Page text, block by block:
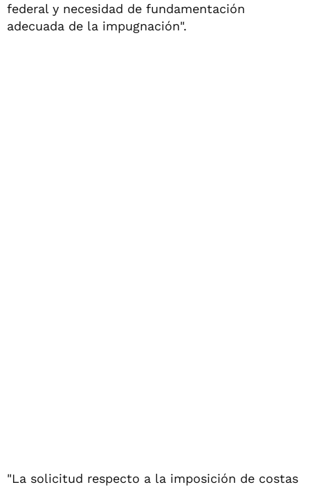
federal y necesidad de fundamentación
adecuada de la impugnación".
"La solicitud respecto a la imposición de costas